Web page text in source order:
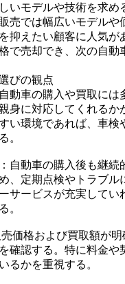
いモデルや技術を求め
売では幅広いモデルや
抑えたい顧客に人気が
で売却でき、次の自動
びの観点
動車の購入や買取には
身に対応してくれるか
い環境であれば、車検
。
自動車の購入後も継続
、定期点検やトラブル
サービスが充実してい
。
価格および買取額が
確認する。特に料金や
るかを重視する。